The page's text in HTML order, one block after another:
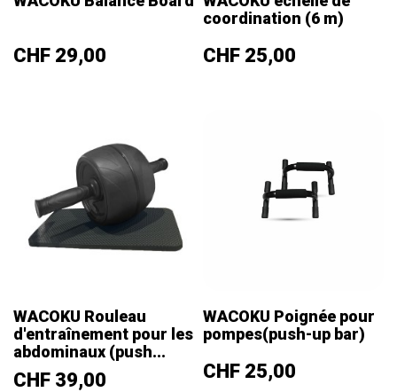
Prix
CHF 29,00
coordination (6 m)
Prix
CHF 25,00
WACOKU Rouleau
d'entraînement pour les
abdominaux (push...
Prix
CHF 39,00
WACOKU Poignée pour
pompes(push-up bar)
Prix
CHF 25,00